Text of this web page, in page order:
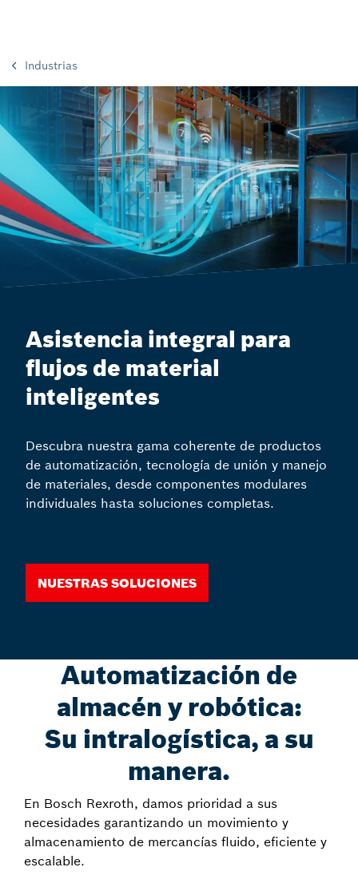
Industrias
Asistencia integral para
flujos de material
inteligentes
Descubra nuestra gama coherente de productos
de automatización, tecnología de unión y manejo
de materiales, desde componentes modulares
individuales hasta soluciones completas.
Nuestras soluciones
Automatización de
almacén y robótica:
Su intralogística, a su
manera.
En Bosch Rexroth, damos prioridad a sus
necesidades garantizando un movimiento y
almacenamiento de mercancías fluido, eficiente y
escalable.